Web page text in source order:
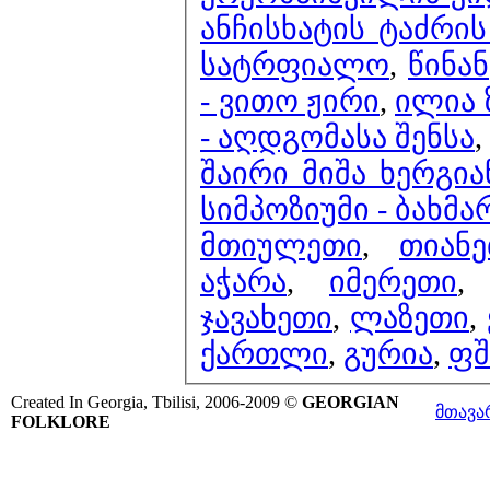
ანჩისხატის
სატრფიალო,
- ვითო ჟირი, ილია
- აღდგომასა შენსა,
შაირი მიშა
სიმპოზიუმი -
მთიულეთი,
აჭარა, იმერეთი
ჯავახეთი, ლაზეთი,
ქართლი, გურია,
Created In Georgia, Tbilisi, 2006-2009 © GEORGIAN
FOLKLORE